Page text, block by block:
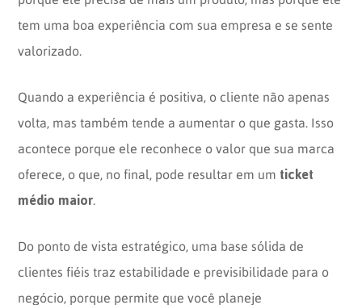
tem uma boa experiência com sua empresa e se sente
valorizado.
Quando a experiência é positiva, o cliente não apenas
volta, mas também tende a aumentar o que gasta. Isso
acontece porque ele reconhece o valor que sua marca
oferece, o que, no final, pode resultar em um ticket
médio maior.
Do ponto de vista estratégico, uma base sólida de
clientes fiéis traz estabilidade e previsibilidade para o
negócio, porque permite que você planeje